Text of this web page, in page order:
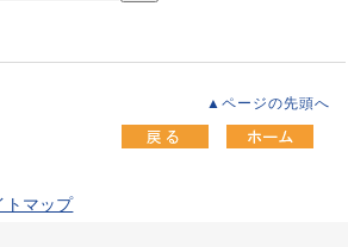
▲ページの先頭へ
トマップ